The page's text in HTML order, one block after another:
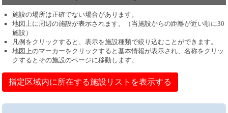
施設の場所は正確でない場合があります。
地図上に周辺の施設が表示されます。（当施設からの距離が近い順に30
施設）
凡例をクリックすると、表示を施設種類で絞り込むことができます。
地図上のマーカーをクリックすると基本情報が表示され、名称をクリッ
クするとその施設のページに移動します。
指定区域内に所在する施設リストを表示する